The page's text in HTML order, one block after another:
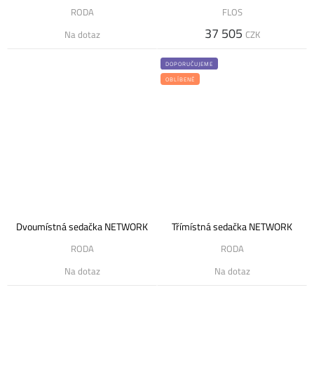
RODA
Na dotaz
FLOS
37 505 CZK
Dvoumístná sedačka NETWORK
RODA
Na dotaz
DOPORUČUJEME
OBLÍBENÉ
Třímístná sedačka NETWORK
RODA
Na dotaz